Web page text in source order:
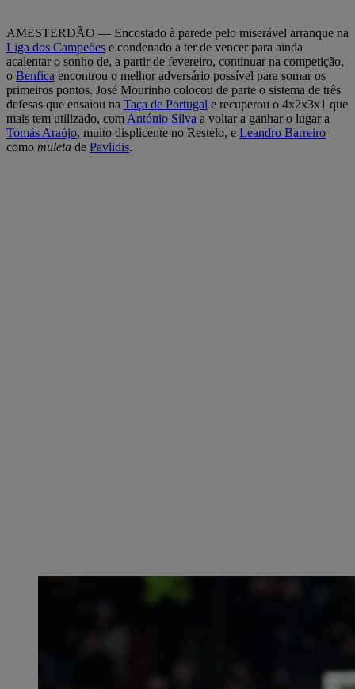
AMESTERDÃO — Encostado à parede pelo miserável arranque na
Liga dos Campeões e condenado a ter de vencer para ainda
acalentar o sonho de, a partir de fevereiro, continuar na competição,
o Benfica encontrou o melhor adversário possível para somar os
primeiros pontos. José Mourinho colocou de parte o sistema de três
defesas que ensaiou na Taça de Portugal e recuperou o 4x2x3x1 que
mais tem utilizado, com António Silva a voltar a ganhar o lugar a
Tomás Araújo, muito displicente no Restelo, e Leandro Barreiro
como muleta de Pavlidis.